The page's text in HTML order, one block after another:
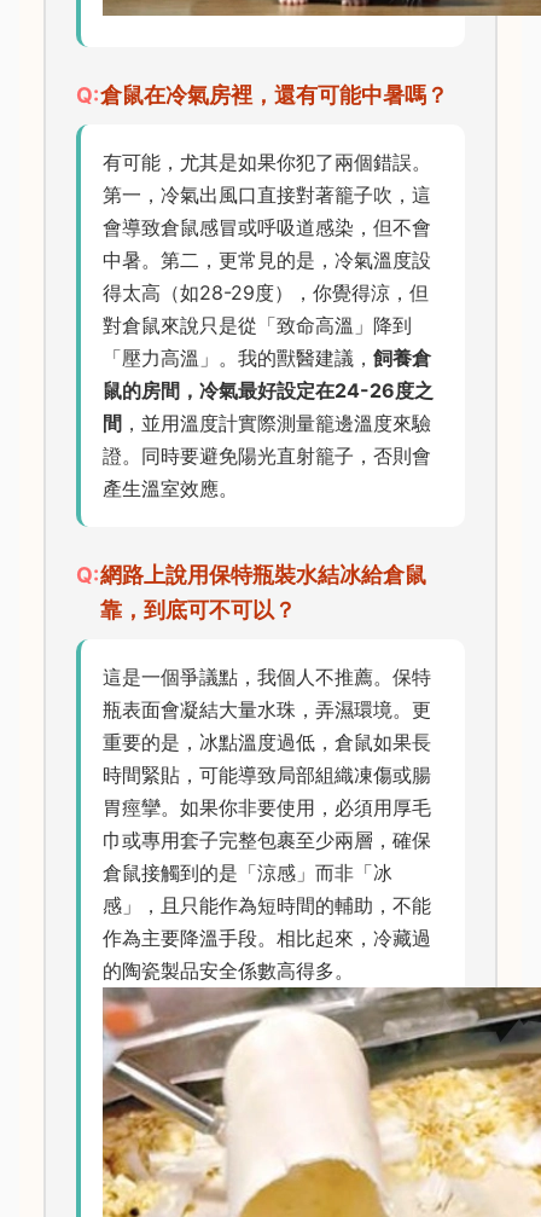
倉鼠在冷氣房裡，還有可能中暑嗎？
有可能，尤其是如果你犯了兩個錯誤。
第一，冷氣出風口直接對著籠子吹，這
會導致倉鼠感冒或呼吸道感染，但不會
中暑。第二，更常見的是，冷氣溫度設
得太高（如28-29度），你覺得涼，但
對倉鼠來說只是從「致命高溫」降到
「壓力高溫」。我的獸醫建議， 飼養倉
鼠的房間，冷氣最好設定在24-26度之
間 ，並用溫度計實際測量籠邊溫度來驗
證。同時要避免陽光直射籠子，否則會
產生溫室效應。
網路上說用保特瓶裝水結冰給倉鼠
靠，到底可不可以？
這是一個爭議點，我個人不推薦。保特
瓶表面會凝結大量水珠，弄濕環境。更
重要的是，冰點溫度過低，倉鼠如果長
時間緊貼，可能導致局部組織凍傷或腸
胃痙攣。如果你非要使用，必須用厚毛
巾或專用套子完整包裹至少兩層，確保
倉鼠接觸到的是「涼感」而非「冰
感」，且只能作為短時間的輔助，不能
作為主要降溫手段。相比起來，冷藏過
的陶瓷製品安全係數高得多。